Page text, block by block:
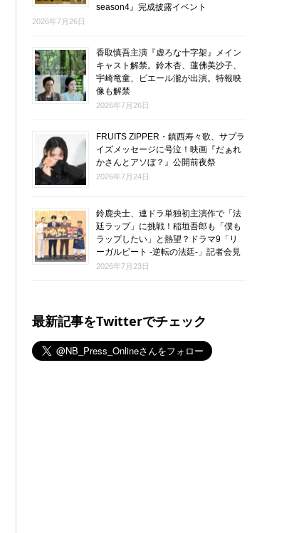
season4』完成披露イベント
2026年7月26日
香取慎吾主演『虚ろな十字架』メイン
キャスト解禁。鈴木杏、蓮佛美沙子、
宇崎竜童、ピエール瀧が出演。特報映
像も解禁
2026年7月26日
FRUITS ZIPPER・鎮西寿々歌、サプラ
イズメッセージに号泣！映画『だぁれ
かさんとアソぼ？』公開前夜祭
2026年7月24日
鈴鹿央士、連ドラ単独初主演作で「法
廷ラップ」に挑戦！稲垣吾郎も「僕も
ラップしたい」と熱望？ドラマ9「リ
ーガルビート -逆転の法廷-」記者会見
2026年7月23日
最新記事をTwitterでチェック